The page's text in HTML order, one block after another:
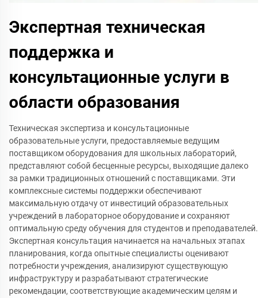
Экспертная техническая
поддержка и
консультационные услуги в
области образования
Техническая экспертиза и консультационные
образовательные услуги, предоставляемые ведущим
поставщиком оборудования для школьных лабораторий,
представляют собой бесценные ресурсы, выходящие далеко
за рамки традиционных отношений с поставщиками. Эти
комплексные системы поддержки обеспечивают
максимальную отдачу от инвестиций образовательных
учреждений в лабораторное оборудование и сохраняют
оптимальную среду обучения для студентов и преподавателей.
Экспертная консультация начинается на начальных этапах
планирования, когда опытные специалисты оценивают
потребности учреждения, анализируют существующую
инфраструктуру и разрабатывают стратегические
рекомендации, соответствующие академическим целям и